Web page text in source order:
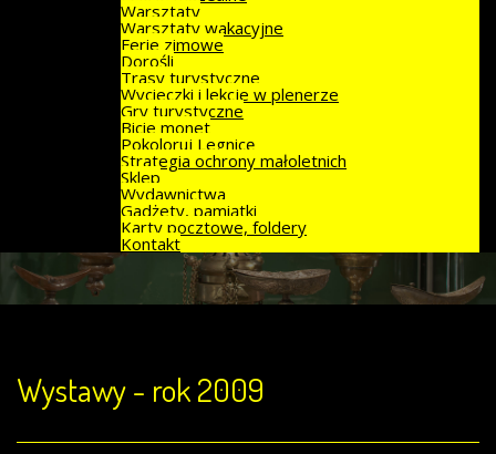
Warsztaty
Warsztaty wakacyjne
Ferie zimowe
Dorośli
Trasy turystyczne
Wycieczki i lekcje w plenerze
Gry turystyczne
Bicie monet
Pokoloruj Legnicę
Strategia ochrony małoletnich
Sklep
Wydawnictwa
Gadżety, pamiątki
Karty pocztowe, foldery
Kontakt
Wystawy - rok 2009